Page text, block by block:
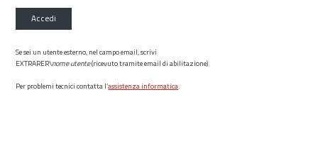
Accedi
Se sei un utente esterno, nel campo email, scrivi
EXTRARER\nome utente(ricevuto tramite email di abilitazione)
Per problemi tecnici contatta l’assistenza informatica.